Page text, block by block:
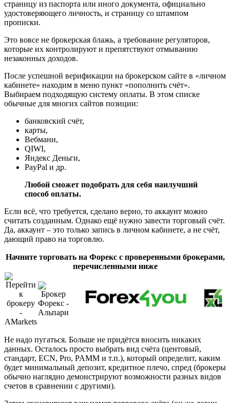
страницу из паспорта или иного документа, официально
удостоверяющего личность, и страницу со штампом
прописки.
Это вовсе не брокерская блажь, а требование регуляторов,
которые их контролируют и препятствуют отмыванию
незаконных доходов.
После успешной верификации на брокерском сайте в «личном
кабинете» находим в меню пункт «пополнить счёт».
Выбираем подходящую систему оплаты. В этом списке
обычные для многих сайтов позиции:
банковский счёт,
карты,
Вебмани,
QIWI,
Яндекс Деньги,
PayPal и др.
Любой сможет подобрать для себя наилучший
способ оплаты.
Если всё, что требуется, сделано верно, то аккаунт можно
считать созданным. Однако ещё нужно завести торговый счёт.
Да, аккаунт – это только запись в личном кабинете, а не счёт,
дающий право на торговлю.
Начните торговать на Форекс с проверенными брокерами,
перечисленными ниже
Не надо пугаться. Больше не придётся вносить никаких
данных. Осталось просто выбрать вид счёта (центовый,
стандарт, ECN, Pro, PAMM и т.п.), который определит, каким
будет минимальный депозит, кредитное плечо, спред (брокеры
обычно наглядно демонстрируют возможности разных видов
счетов в сравнении с другими).